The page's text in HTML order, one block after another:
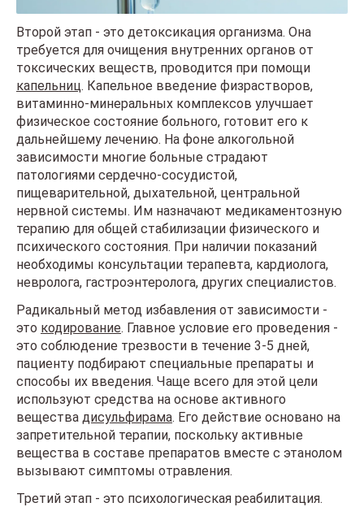
Второй этап - это детоксикация организма. Она
требуется для очищения внутренних органов от
токсических веществ, проводится при помощи
капельниц. Капельное введение физрастворов,
витаминно-минеральных комплексов улучшает
физическое состояние больного, готовит его к
дальнейшему лечению. На фоне алкогольной
зависимости многие больные страдают
патологиями сердечно-сосудистой,
пищеварительной, дыхательной, центральной
нервной системы. Им назначают медикаментозную
терапию для общей стабилизации физического и
психического состояния. При наличии показаний
необходимы консультации терапевта, кардиолога,
невролога, гастроэнтеролога, других специалистов.
Радикальный метод избавления от зависимости -
это кодирование. Главное условие его проведения -
это соблюдение трезвости в течение 3-5 дней,
пациенту подбирают специальные препараты и
способы их введения. Чаще всего для этой цели
используют средства на основе активного
вещества дисульфирама. Его действие основано на
запретительной терапии, поскольку активные
вещества в составе препаратов вместе с этанолом
вызывают симптомы отравления.
Третий этап - это психологическая реабилитация.